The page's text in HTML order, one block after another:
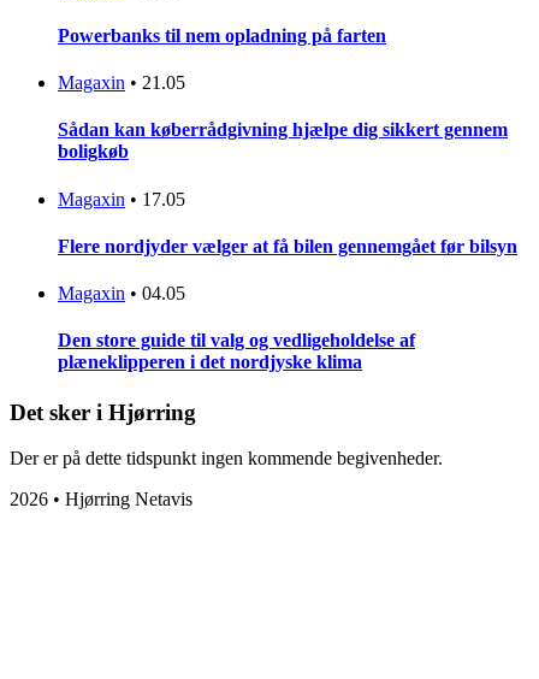
Powerbanks til nem opladning på farten
Magaxin • 21.05
Sådan kan køberrådgivning hjælpe dig sikkert gennem
boligkøb
Magaxin • 17.05
Flere nordjyder vælger at få bilen gennemgået før bilsyn
Magaxin • 04.05
Den store guide til valg og vedligeholdelse af
plæneklipperen i det nordjyske klima
Det sker i Hjørring
Der er på dette tidspunkt ingen kommende begivenheder.
2026 • Hjørring Netavis